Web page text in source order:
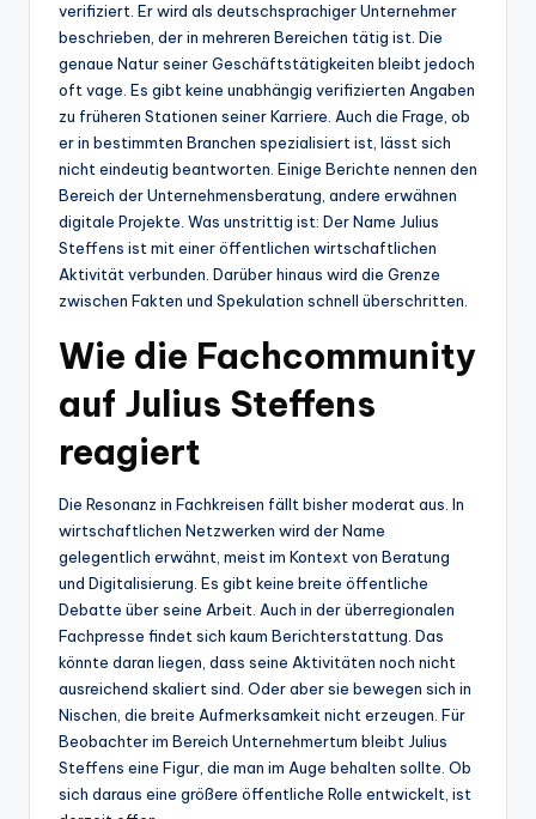
verifiziert. Er wird als deutschsprachiger Unternehmer
beschrieben, der in mehreren Bereichen tätig ist. Die
genaue Natur seiner Geschäftstätigkeiten bleibt jedoch
oft vage. Es gibt keine unabhängig verifizierten Angaben
zu früheren Stationen seiner Karriere. Auch die Frage, ob
er in bestimmten Branchen spezialisiert ist, lässt sich
nicht eindeutig beantworten. Einige Berichte nennen den
Bereich der Unternehmensberatung, andere erwähnen
digitale Projekte. Was unstrittig ist: Der Name Julius
Steffens ist mit einer öffentlichen wirtschaftlichen
Aktivität verbunden. Darüber hinaus wird die Grenze
zwischen Fakten und Spekulation schnell überschritten.
Wie die Fachcommunity
auf Julius Steffens
reagiert
Die Resonanz in Fachkreisen fällt bisher moderat aus. In
wirtschaftlichen Netzwerken wird der Name
gelegentlich erwähnt, meist im Kontext von Beratung
und Digitalisierung. Es gibt keine breite öffentliche
Debatte über seine Arbeit. Auch in der überregionalen
Fachpresse findet sich kaum Berichterstattung. Das
könnte daran liegen, dass seine Aktivitäten noch nicht
ausreichend skaliert sind. Oder aber sie bewegen sich in
Nischen, die breite Aufmerksamkeit nicht erzeugen. Für
Beobachter im Bereich Unternehmertum bleibt Julius
Steffens eine Figur, die man im Auge behalten sollte. Ob
sich daraus eine größere öffentliche Rolle entwickelt, ist